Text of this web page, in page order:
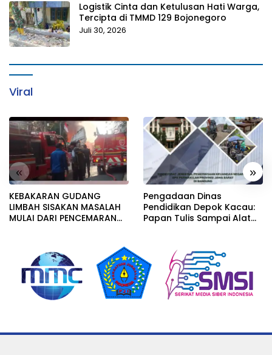
Logistik Cinta dan Ketulusan Hati Warga,
Tercipta di TMMD 129 Bojonegoro
Juli 30, 2026
Viral
« »
KEBAKARAN GUDANG
LIMBAH SISAKAN MASALAH
MULAI DARI PENCEMARAN
IZIN LINGKUNGAN
Pengadaan Dinas
Pendidikan Depok Kacau:
Papan Tulis Sampai Alat
Disembunyikan!